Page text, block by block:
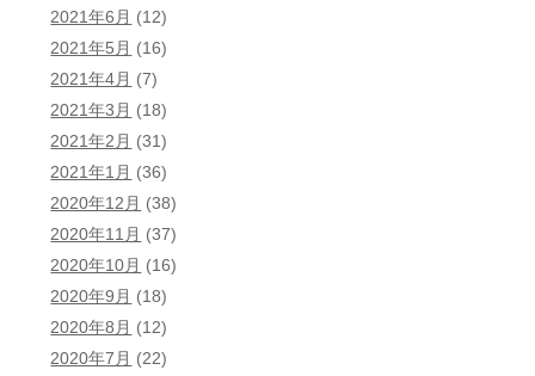
2021年6月 (12)
2021年5月 (16)
2021年4月 (7)
2021年3月 (18)
2021年2月 (31)
2021年1月 (36)
2020年12月 (38)
2020年11月 (37)
2020年10月 (16)
2020年9月 (18)
2020年8月 (12)
2020年7月 (22)